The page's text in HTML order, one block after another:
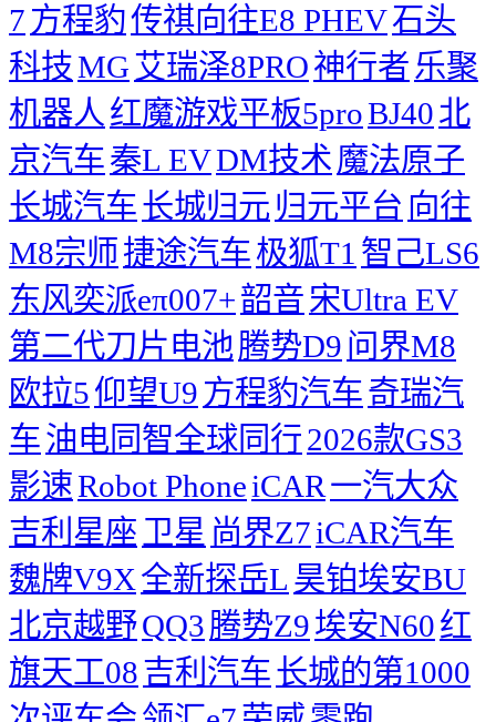
7 方程豹传祺向往E8 PHEV石头
科技MG艾瑞泽8PRO神行者 乐聚
机器人 红魔游戏平板5proBJ40北
京汽车秦L EVDM技术 魔法原子
长城汽车长城归元 归元平台 向往
M8宗师 捷途汽车极狐T1 智己LS6
东风奕派eπ007+韶音 宋Ultra EV
第二代刀片电池腾势D9 问界M8
欧拉5仰望U9 方程豹汽车奇瑞汽
车油电同智全球同行2026款GS3
影速Robot PhoneiCAR一汽大众
吉利星座 卫星 尚界Z7iCAR汽车
魏牌V9X全新探岳L 昊铂埃安BU
北京越野QQ3腾势Z9埃安N60红
旗天工08吉利汽车长城的第1000